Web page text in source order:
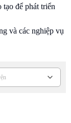
để phát triển
và các nghiệp vụ